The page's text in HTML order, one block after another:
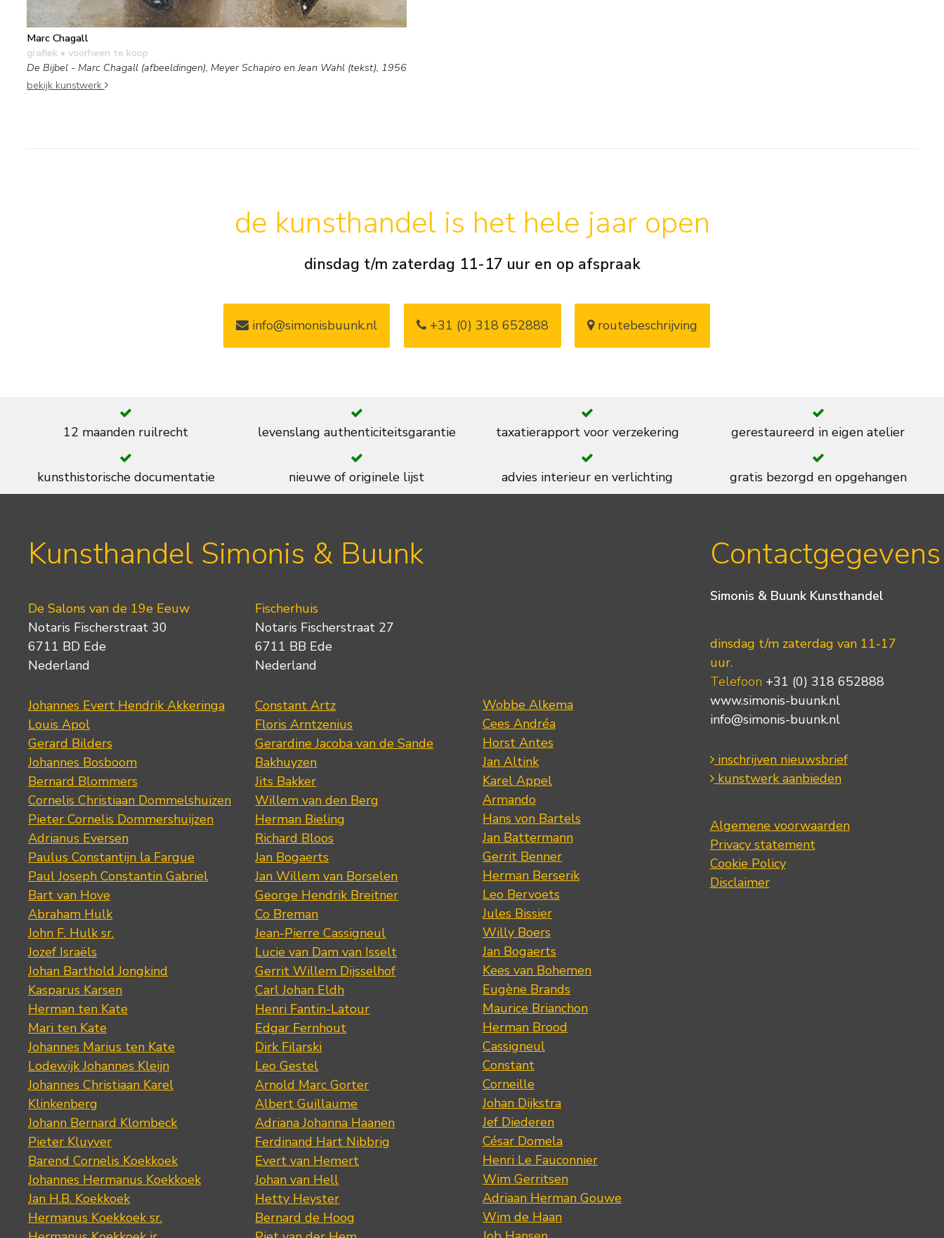
Marc Chagall
grafiek • voorheen te koop
De Bijbel - Marc Chagall (afbeeldingen), Meyer Schapiro en Jean Wahl (tekst), 1956
bekijk kunstwerk
de kunsthandel is het hele jaar open
dinsdag t/m zaterdag 11-17 uur en op afspraak
info@simonisbuunk.nl +31 (0) 318 652888 routebeschrijving
12 maanden ruilrecht levenslang authenticiteitsgarantie taxatierapport voor verzekering gerestaureerd in eigen atelier
kunsthistorische documentatie nieuwe of originele lijst advies interieur en verlichting gratis bezorgd en opgehangen
Kunsthandel Simonis & Buunk
De Salons van de 19e Eeuw
Notaris Fischerstraat 30
6711 BD Ede
Nederland
Johannes Evert Hendrik Akkeringa
Louis Apol
Gerard Bilders
Johannes Bosboom
Bernard Blommers
Cornelis Christiaan Dommelshuizen
Pieter Cornelis Dommershuijzen
Adrianus Eversen
Paulus Constantijn la Fargue
Paul Joseph Constantin Gabriel
Bart van Hove
Abraham Hulk
John F. Hulk sr.
Jozef Israëls
Johan Barthold Jongkind
Kasparus Karsen
Herman ten Kate
Mari ten Kate
Johannes Marius ten Kate
Lodewijk Johannes Kleijn
Johannes Christiaan Karel
Klinkenberg
Johann Bernard Klombeck
Pieter Kluyver
Barend Cornelis Koekkoek
Johannes Hermanus Koekkoek
Jan H.B. Koekkoek
Hermanus Koekkoek sr.
Fischerhuis
Notaris Fischerstraat 27
6711 BB Ede
Nederland
Constant Artz
Floris Arntzenius
Gerardine Jacoba van de Sande
Bakhuyzen
Jits Bakker
Willem van den Berg
Herman Bieling
Richard Bloos
Jan Bogaerts
Jan Willem van Borselen
George Hendrik Breitner
Co Breman
Jean-Pierre Cassigneul
Lucie van Dam van Isselt
Gerrit Willem Dijsselhof
Carl Johan Eldh
Henri Fantin-Latour
Edgar Fernhout
Dirk Filarski
Leo Gestel
Arnold Marc Gorter
Albert Guillaume
Adriana Johanna Haanen
Ferdinand Hart Nibbrig
Evert van Hemert
Johan van Hell
Hetty Heyster
Bernard de Hoog
Wobbe Alkema
Cees Andréa
Horst Antes
Jan Altink
Karel Appel
Armando
Hans von Bartels
Jan Battermann
Gerrit Benner
Herman Berserik
Leo Bervoets
Jules Bissier
Willy Boers
Jan Bogaerts
Kees van Bohemen
Eugène Brands
Maurice Brianchon
Herman Brood
Cassigneul
Constant
Corneille
Johan Dijkstra
Jef Diederen
César Domela
Henri Le Fauconnier
Wim Gerritsen
Adriaan Herman Gouwe
Wim de Haan
Contactgegevens
Simonis & Buunk Kunsthandel
dinsdag t/m zaterdag van 11-17
uur.
Telefoon +31 (0) 318 652888
www.simonis-buunk.nl
info@simonis-buunk.nl
inschrijven nieuwsbrief
kunstwerk aanbieden
Algemene voorwaarden
Privacy statement
Cookie Policy
Disclaimer